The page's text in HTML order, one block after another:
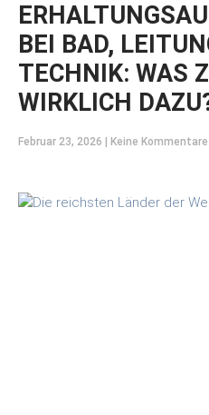
BEI BAD,
TECHNIK: WAS
WIRKLICH
Februar 23, 2026 Keine Kommentare